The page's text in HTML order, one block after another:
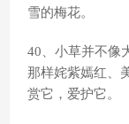
雪的梅花。
40、小草并不像
那样姹紫嫣红、
赏它，爱护它。